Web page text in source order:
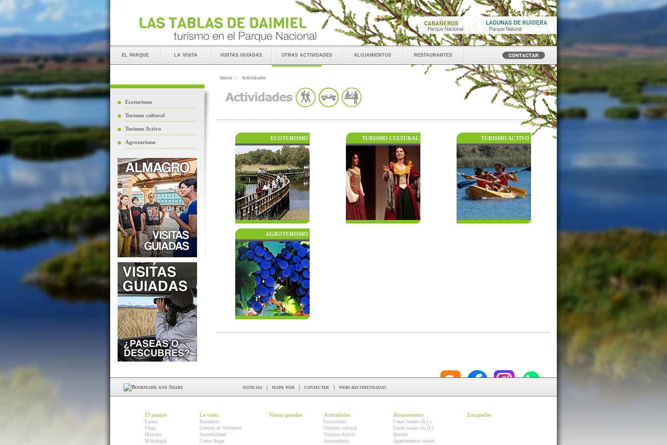
el parque la visita visitas guiadas otras actividades alojamientos restaurantes
Ecoturismo
Turismo cultural
Turismo Activo
Agroturismo
Inicio :: Actividades
ECOTURISMO TURISMO CULTURAL TURISMO ACTIVO
AGROTURISMO
noticias | mapa web | contactar | webs recomendadas
El parque
Fauna
Flora
Historia
Hidrología
La visita
Itinerarios
Centros de Visitantes
Accesibilidad
Como llegar
Visitas guiadas Actividades
Ecoturismo
Turismo cultural
Turismo Activo
Agroturismo
Alojamientos
Casas rurales (A.I.)
Casas rurales (A.H.)
Hoteles
Apartamentos rurales
Escapadas